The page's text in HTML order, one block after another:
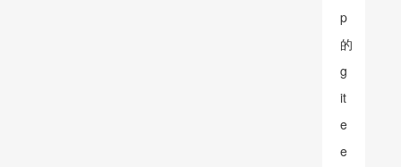
p
的
g
it
e
e